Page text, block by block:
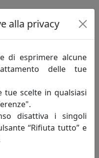
che incarnano lo
ferretti che da oltre
le evoluzioni del
di un costante
e del servizio
le esigenze di
alla privacy
di esprimere alcune
delle tue
tue scelte in qualsiasi
disattiva i singoli
“Rifiuta tutto” e